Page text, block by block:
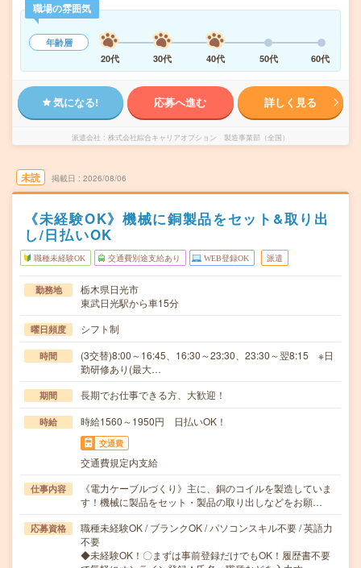
職場の雰囲気
年齢層
20代
30代 40代 50代 60代
気になる! 応募へ進む 詳しく見る
派遣会社 株式会社綜合キャリアオプション 製造事業部（全国）
未読 掲載日 2026/08/06
《未経験OK》機械に銅製品をセット&取り出
し/日払いOK
職種未経験OK 交通費別途支給あり WEB登録OK 派遣
勤務地
栃木県日光市
東武日光駅から車15分
曜日頻度 シフト制
時間
(3交替)8:00～16:45、16:30～23:30、23:30～翌8:15 ※日
勤研修あり(最大…
期間 長期でお仕事できる方、大歓迎！
時給 時給1560～1950円 日払いOK！
交通費
交通費規定内支給
仕事内容
《電力ケーブルづくり》主に、銅のコイルを製造していま
す！機械に製品をセット・製品の取り出しなどをお願…
応募資格
職種未経験OK / ブランクOK / パソコンスキル不要 / 英語力
不要
◆未経験OK！〇まずは事前登録だけでもOK！履歴書不要